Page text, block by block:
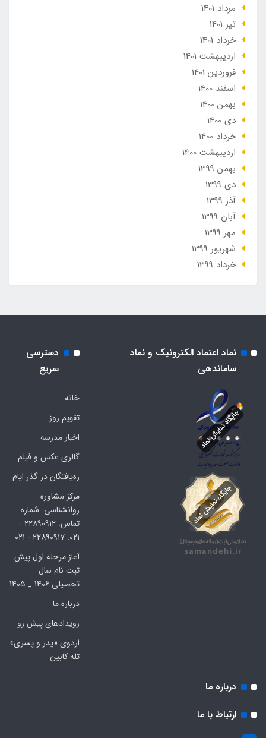
مرداد 1401
تير 1401
خرداد 1401
ارديبهشت 1401
فروردین 1401
اسفند 1400
بهمن 1400
دی 1400
خرداد 1400
ارديبهشت 1400
بهمن 1399
دی 1399
آذر 1399
آبان 1399
مهر 1399
شهریور 1399
خرداد 1399
نماد اعتماد الکترونیک و نماد
ساماندهی
دسترسی
سریع
خانه
تقویم روز
اخبار مدرسه
گالری عکس و فیلم
ره‌یافتگان در گذر ایام
مرکز مشاوره
روانشناسی. شماره
تماس. ۲۲۸۹۰۹۱۲ -
۰۲۱. ۲۲۸۹۰۹۱۷ - ۰۲۱
آغاز مرحله اول پیش
ثبت نام سال
تحصیلی 1406 _ 1405
درباره ما
رویدادهای پیش رو
اردوی «پدر و پسری»
تله کابین
درباره ما
ارتباط با ما